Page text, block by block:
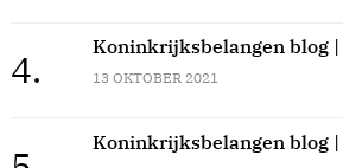
4.
Koninkrijksbelangen blog
13 OKTOBER 2021
Koninkrijksbelangen blog